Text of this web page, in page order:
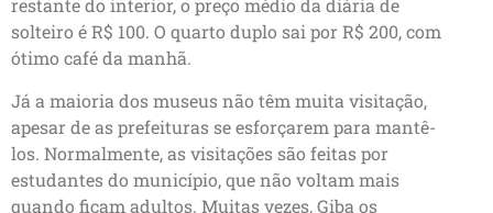
restante do interior, o preço médio da diária de
solteiro é R$ 100. O quarto duplo sai por R$ 200, com
ótimo café da manhã.
Já a maioria dos museus não têm muita visitação,
apesar de as prefeituras se esforçarem para mantê-
los. Normalmente, as visitações são feitas por
estudantes do município, que não voltam mais
quando ficam adultos. Muitas vezes, Giba os